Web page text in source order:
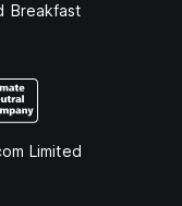
Breakfast
Limited